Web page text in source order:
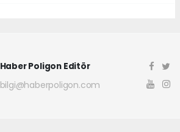
Haber Poligon Editör
bilgi@haberpoligon.com